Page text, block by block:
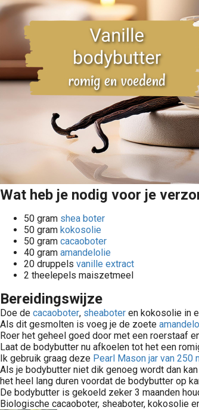
Wat heb je nodig voor je
50 gram shea boter
50 gram kokosolie
50 gram cacaoboter
40 gram amandelolie
20 druppels vanille extract
2 theelepels maiszetmeel
Bereidingswijze
Doe de cacaoboter, sheaboter en kokosolie in
Als dit gesmolten is voeg je de zoete
Roer het geheel goed door met een roerstaaf
Laat de bodybutter nu afkoelen tot het een
Ik gebruik graag deze Pearl Mason jar van 250
Als je bodybutter niet dik genoeg wordt dan
het heel lang duren voordat de bodybutter op
De bodybutter is gekoeld zeker 3 maanden
Biologische cacaoboter, sheaboter, kokosolie